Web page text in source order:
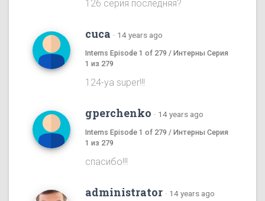
126 серия последняя?
cuca · 14 years ago
Interns Episode 1 of 279 / Интерны Серия
1 из 279
124-ya super!!!
gperchenko · 14 years ago
Interns Episode 1 of 279 / Интерны Серия
1 из 279
спасибо!!!
administrator · 14 years ago